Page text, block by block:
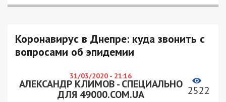
Коронавирус в Днепре: куда звонить с
вопросами об эпидемии
31/03/2020 - 21:16
АЛЕКСАНДР КЛИМОВ - СПЕЦИАЛЬНО
ДЛЯ 49000.COM.UA
2522